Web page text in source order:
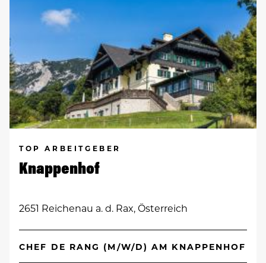
TOP ARBEITGEBER
Knappenhof
2651 Reichenau a. d. Rax, Österreich
CHEF DE RANG (M/W/D) AM KNAPPENHOF